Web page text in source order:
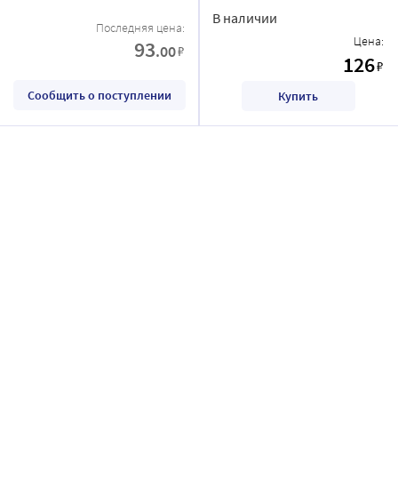
Последняя цена:
93.00₽
Сообщить о поступлении
В наличии
Цена:
126₽
Купить